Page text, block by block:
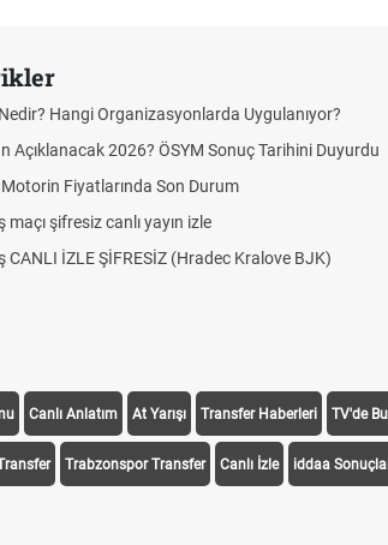
Hangi Organizasyonlarda Uygulanıyor?
Açıklanacak 2026? ÖSYM Sonuç Tarihini Duyurdu
Fiyatlarında Son Durum
şifresiz canlı yayın izle
İZLE ŞİFRESİZ (Hradec Kralove BJK)
Canlı Anlatım At Yarışı Transfer Haberleri TV'de
Trabzonspor Transfer Canlı İzle iddaa